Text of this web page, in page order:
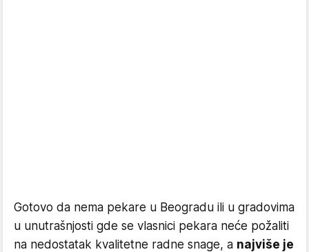
Gotovo da nema pekare u Beogradu ili u gradovima
u unutrašnjosti gde se vlasnici pekara neće požaliti
na nedostatak kvalitetne radne snage, a najviše je